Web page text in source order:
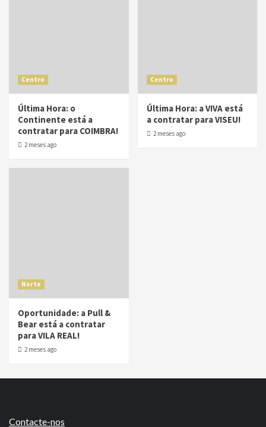
Centro
Última Hora: o
Continente está a
contratar para COIMBRA!
2 meses ago
Centro
Última Hora: a VIVA está
a contratar para VISEU!
2 meses ago
Norte
Oportunidade: a Pull &
Bear está a contratar
para VILA REAL!
2 meses ago
Contacte-nos